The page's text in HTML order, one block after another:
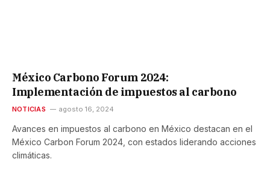
México Carbono Forum 2024:
Implementación de impuestos al carbono
NOTICIAS agosto 16, 2024
Avances en impuestos al carbono en México destacan en el
México Carbon Forum 2024, con estados liderando acciones
climáticas.